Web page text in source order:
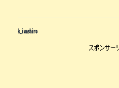
k_iwashiro
スポンサー